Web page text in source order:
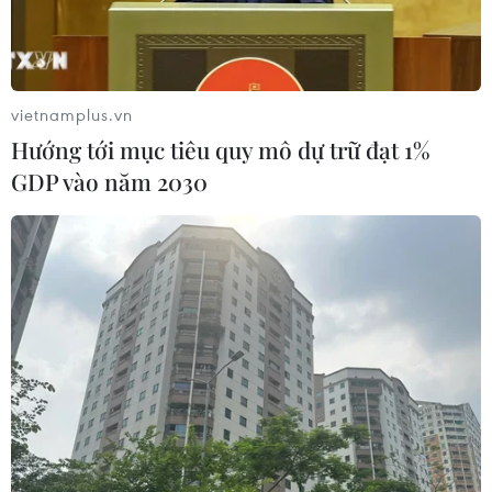
(11/9/1973- 11/9/2025).
Pha tranh bóng quyết liệt giữa cầu thủ hai đội. (Ảnh: Trần Lê
Lâm/TTXVN)
Trong khuôn khổ Lễ hội Bóng đá Việt Nam -
Vương quốc Anh với chủ đề “Sắc đỏ huyền thoại
vietnamplus.vn
Hướng tới mục tiêu quy mô dự trữ đạt 1%
GDP vào năm 2030